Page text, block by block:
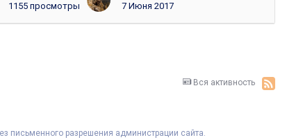
1155 просмотры
7 Июня 2017
Вся активность
письменного разрешения администрации сайта.